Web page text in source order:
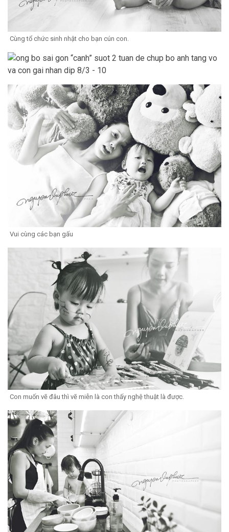
Cùng tổ chức sinh nhật cho bạn cún con.
Vui cùng các bạn gấu
Con muốn vẽ đâu thì vẽ miễn là con thấy nghệ thuật là được.